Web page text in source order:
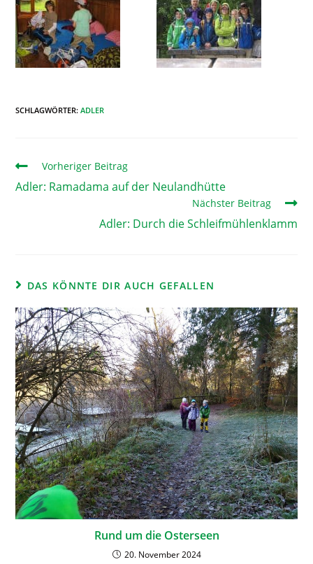
SCHLAGWÖRTER:ADLER
Vorheriger Beitrag
Adler: Ramadama auf der Neulandhütte
Nächster Beitrag
Adler: Durch die Schleifmühlenklamm
DAS KÖNNTE DIR AUCH GEFALLEN
Rund um die Osterseen
20. November 2024